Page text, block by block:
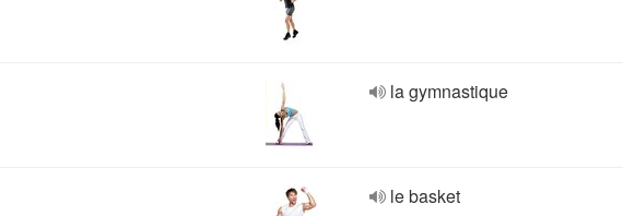
la gymnastique
le basket